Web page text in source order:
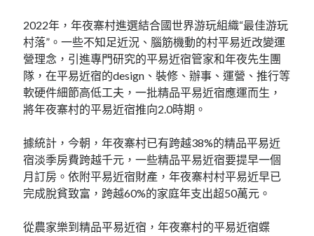
2022年，年夜寨村進選結合國世界游玩組織“最佳游玩
村落”。一些不知足近況、腦筋機動的村平易近改變運
營理念，引進專門研究的平易近宿管家和年夜先生團
隊，在平易近宿的design、裝修、辦事、運營、推行等
軟硬件細節高低工夫，一批精品平易近宿應運而生，
將年夜寨村的平易近宿推向2.0時期。
據統計，今朝，年夜寨村已有跨越38%的精品平易近
宿淡季房費跨越千元，一些精品平易近宿要提早一個
月訂房。依附平易近宿財產，年夜寨村村平易近早已
完成脫貧致富，跨越60%的家庭年支出超50萬元。
從農家樂到精品平易近宿，年夜寨村的平易近宿蝶